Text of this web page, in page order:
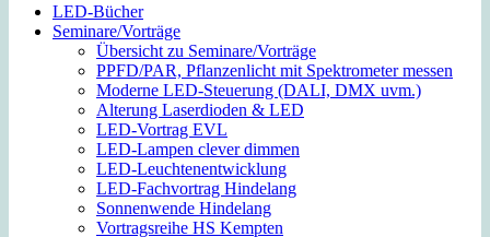
LED-Bücher
Seminare/Vorträge
Übersicht zu Seminare/Vorträge
PPFD/PAR, Pflanzenlicht mit Spektrometer messen
Moderne LED-Steuerung (DALI, DMX uvm.)
Alterung Laserdioden & LED
LED-Vortrag EVL
LED-Lampen clever dimmen
LED-Leuchtenentwicklung
LED-Fachvortrag Hindelang
Sonnenwende Hindelang
Vortragsreihe HS Kempten